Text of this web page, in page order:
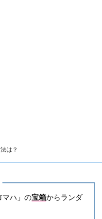
は？
マハ」の宝箱からランダ